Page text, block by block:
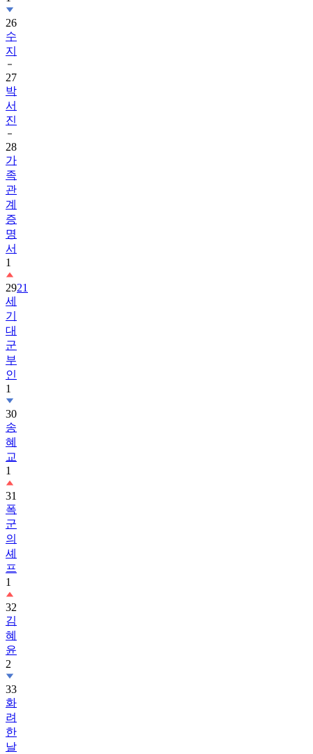
26
수
지
27
박
서
진
28
가
족
관
계
증
명
서
1
2921
세
기
대
군
부
인
1
30
송
혜
교
1
31
폭
군
의
셰
프
1
32
김
혜
윤
2
33
화
려
한
날